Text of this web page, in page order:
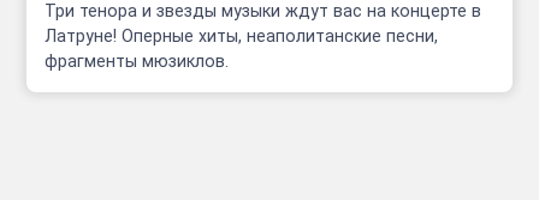
Три тенора и звезды музыки ждут вас на концерте в
Латруне! Оперные хиты, неаполитанские песни,
фрагменты мюзиклов.